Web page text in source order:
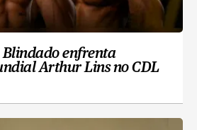
enfrenta
Arthur Lins no CDL